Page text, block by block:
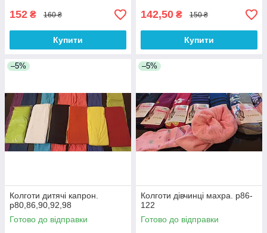
152 ₴ 160 ₴
Купити
142,50 ₴ 150 ₴
Купити
–5%
Колготи дитячі капрон.
р80,86,90,92,98
Готово до відправки
–5%
Колготи дівчинці махра. р86-
122
Готово до відправки